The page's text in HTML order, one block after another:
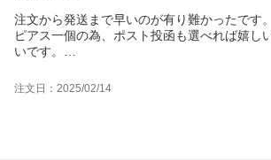
注文から発送まで早いのが有り難かったです。
ピアス一個の為、ポスト投函も選べれば嬉し
いです。
梱包は壊れない様に大変丁寧にして頂いてお
注文日：2025/02/14